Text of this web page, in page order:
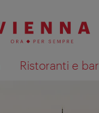
Ristoranti e bar